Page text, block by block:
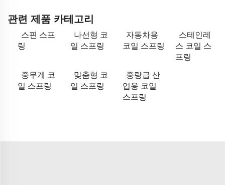
관련 제품 카테고리
스핀 스프
링
나선형 코
일 스프링
자동차용
코일 스프링
스테인레
스 코일 스
프링
중무게 코
일 스프링
맞춤형 코
일 스프링
중량급 산
업용 코일
스프링